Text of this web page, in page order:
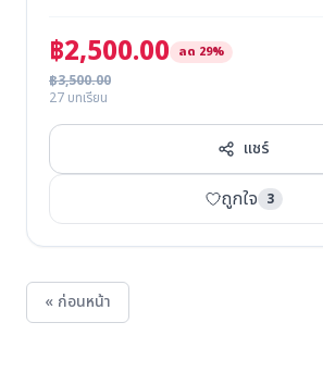
฿2,500.00 ลด 29%
฿3,500.00
27 บทเรียน
แชร์
ถูกใจ 3
« ก่อนหน้า